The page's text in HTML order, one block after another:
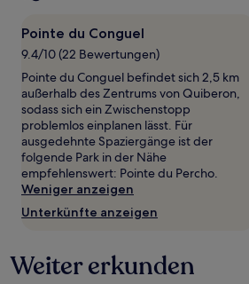
mit
1 Übernachtung
2 Erwachsenen
gefunden
wurde.
Preise
und
Verfügbarkeiten
können
sich
ändern.
zusätzliche
Bedingungen
Pointe du Conguel
9.4/10 (22 Bewertungen)
Pointe du Conguel befindet sich 2,5 km
außerhalb des Zentrums von Quiberon,
sodass sich ein Zwischenstopp
problemlos einplanen lässt. Für
ausgedehnte Spaziergänge ist der
folgende Park in der Nähe
empfehlenswert: Pointe du Percho.
Weniger anzeigen
Unterkünfte anzeigen
Weiter erkunden